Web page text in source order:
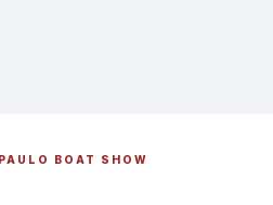
BOAT SHOW